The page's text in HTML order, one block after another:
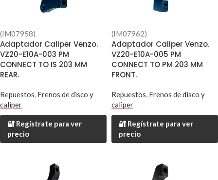
(IM07958)
Adaptador Caliper Venzo.
VZ20-E10A-003 PM
CONNECT TO IS 203 MM
REAR.
Repuestos, Frenos de disco y
caliper
🔐 Regístrate para ver
precio
(IM07962)
Adaptador Caliper Venzo.
VZ20-E10A-005 PM
CONNECT TO PM 203 MM
FRONT.
Repuestos, Frenos de disco y
caliper
🔐 Regístrate para ver
precio